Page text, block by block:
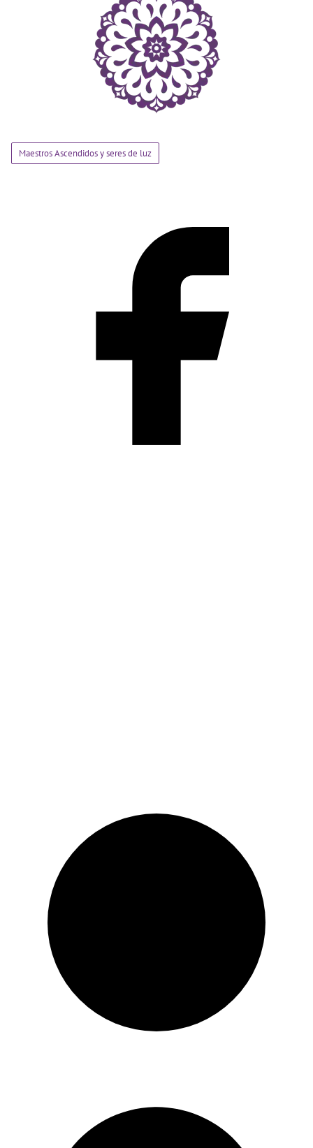
Maestros Ascendidos y seres de luz